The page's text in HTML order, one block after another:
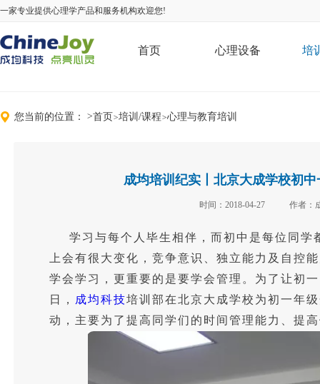
一家专业提供心理学产品和服务机构欢迎您!
首页 心理设备 培
您当前的位置： >首页>培训/课程>心理与教育培训
成均培训纪实丨北京大成学校初
时间：2018-04-27 作者：
学习与每个人毕生相伴，而初中是每位同
上会有很大变化，竞争意识、独立能力及自控
学会学习，更重要的是要学会管理。为了让初
日，
成均科技培训部在北京大成学校为初一年
动，主要为了提高同学们的时间管理能力、提